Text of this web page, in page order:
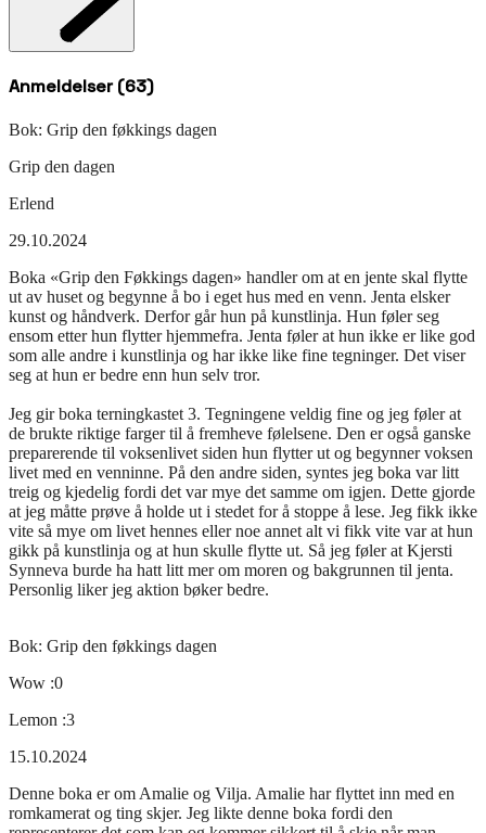
Anmeldelser (63)
Bok: Grip den føkkings dagen
Grip den dagen
Erlend
29.10.2024
Boka «Grip den Føkkings dagen» handler om at en jente skal flytte
ut av huset og begynne å bo i eget hus med en venn. Jenta elsker
kunst og håndverk. Derfor går hun på kunstlinja. Hun føler seg
ensom etter hun flytter hjemmefra. Jenta føler at hun ikke er like god
som alle andre i kunstlinja og har ikke like fine tegninger. Det viser
seg at hun er bedre enn hun selv tror.
Jeg gir boka terningkastet 3. Tegningene veldig fine og jeg føler at
de brukte riktige farger til å fremheve følelsene. Den er også ganske
preparerende til voksenlivet siden hun flytter ut og begynner voksen
livet med en venninne. På den andre siden, syntes jeg boka var litt
treig og kjedelig fordi det var mye det samme om igjen. Dette gjorde
at jeg måtte prøve å holde ut i stedet for å stoppe å lese. Jeg fikk ikke
vite så mye om livet hennes eller noe annet alt vi fikk vite var at hun
gikk på kunstlinja og at hun skulle flytte ut. Så jeg føler at Kjersti
Synneva burde ha hatt litt mer om moren og bakgrunnen til jenta.
Personlig liker jeg aktion bøker bedre.
Bok: Grip den føkkings dagen
Wow :0
Lemon :3
15.10.2024
Denne boka er om Amalie og Vilja. Amalie har flyttet inn med en
romkamerat og ting skjer. Jeg likte denne boka fordi den